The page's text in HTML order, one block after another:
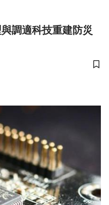
調適科技重建防災
儲